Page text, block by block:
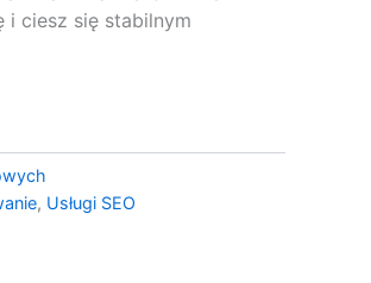
i ciesz się stabilnym
, Usługi SEO